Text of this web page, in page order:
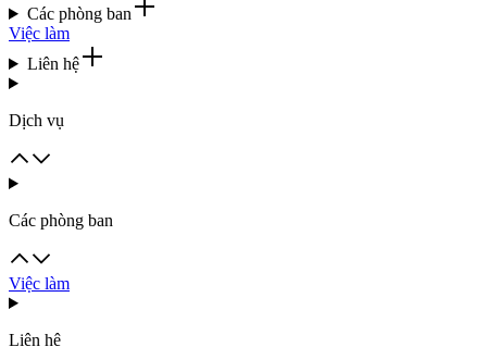
Các phòng ban
Việc làm
Liên hệ
Dịch vụ
Các phòng ban
Việc làm
Liên hệ